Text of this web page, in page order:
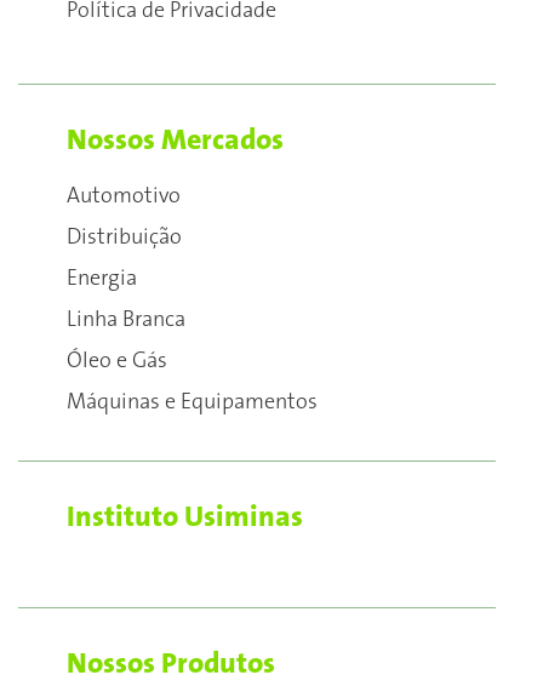
Política de Privacidade
Nossos Mercados
Automotivo
Distribuição
Energia
Linha Branca
Óleo e Gás
Máquinas e Equipamentos
Instituto Usiminas
Nossos Produtos